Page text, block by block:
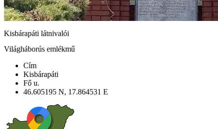
Kisbárapáti látnivalói
Világháborús emlékmű
Cím
Kisbárapáti
Fő u.
46.605195 N, 17.864531 E